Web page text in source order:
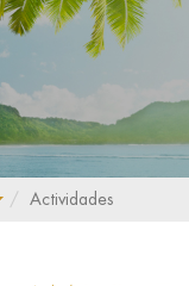
Actividades